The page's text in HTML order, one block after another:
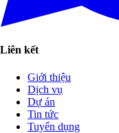
Liên kết
Giới thiệu
Dịch vụ
Dự án
Tin tức
Tuyển dụng